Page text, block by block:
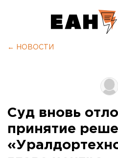
← НОВОСТИ
Суд вновь
принятие